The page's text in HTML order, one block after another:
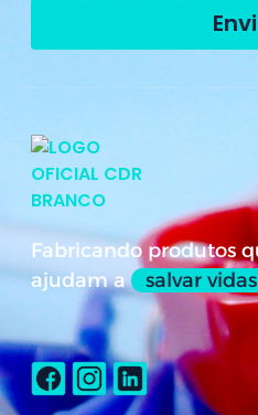
Fabricando produtos
ajudam a salvar